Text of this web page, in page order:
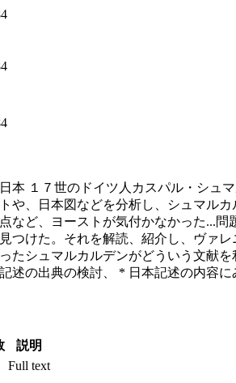
本 １７世のドイツ人カスパル・シュ
や、日本図などを分析し、シュマル
など、ヨーストが気付かなかった...問
つけた。それを解読、紹介し、ヴァ
たシュマルカルデンがどういう文献
述の出典の検討、 * 日本記述の内容
説明
Full text